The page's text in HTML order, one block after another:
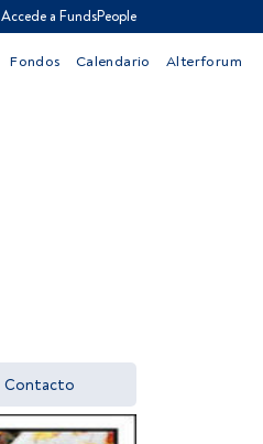
Accede a FundsPeople
Fondos Calendario Alterforum
Contacto